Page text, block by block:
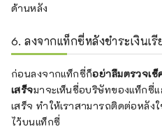
ด้านหลัง
6. ลงจากแท็กซี่หลังชำระเงินเ
ก่อนลงจากแท็กซี่ก็อย่าลืมตรวจเ
เสร็จมาจะเห็นชื่อบริษัทของแท็กซี่แ
เสร็จ ทำให้เราสามารถติดต่อหลั
ไว้บนแท็กซี่